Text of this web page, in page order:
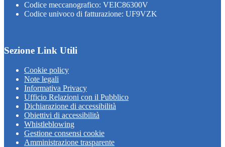
Codice meccanografico: VEIC86300V
Codice univoco di fatturazione: UF9VZK
Sezione Link Utili
Cookie policy
Note legali
Informativa Privacy
Ufficio Relazioni con il Pubblico
Dichiarazione di accessibilità
Obiettivi di accessibilità
Whistleblowing
Gestione consensi cookie
Amministrazione trasparente